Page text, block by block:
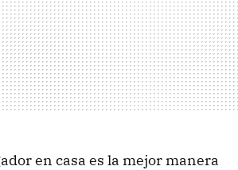
en casa es la mejor manera